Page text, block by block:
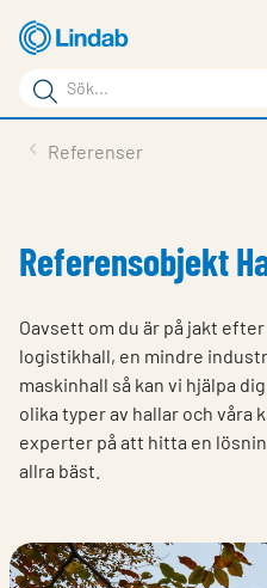
Hoppa
till
huvudinnehållet
Sökord
Sök
på
Om Lindab
Kontakt
Logga in
Referenser
Referensobjekt
Oavsett om du är på jakt
logistikhall, en mindre
maskinhall så kan vi hjälpa
olika typer av hallar och våra
experter på att hitta en
allra bäst.